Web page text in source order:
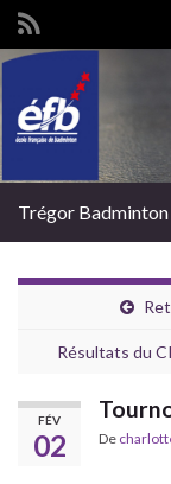
Trégor Badminton
Résultats du
FÉV
02 De